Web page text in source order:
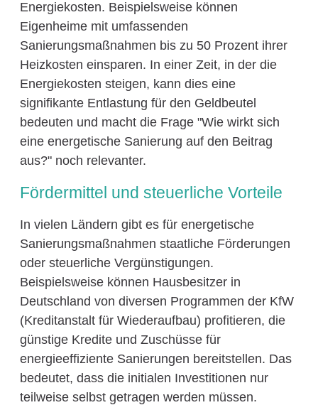
Energiekosten. Beispielsweise können
Eigenheime mit umfassenden
Sanierungsmaßnahmen bis zu 50 Prozent ihrer
Heizkosten einsparen. In einer Zeit, in der die
Energiekosten steigen, kann dies eine
signifikante Entlastung für den Geldbeutel
bedeuten und macht die Frage "Wie wirkt sich
eine energetische Sanierung auf den Beitrag
aus?" noch relevanter.
Fördermittel und steuerliche Vorteile
In vielen Ländern gibt es für energetische
Sanierungsmaßnahmen staatliche Förderungen
oder steuerliche Vergünstigungen.
Beispielsweise können Hausbesitzer in
Deutschland von diversen Programmen der KfW
(Kreditanstalt für Wiederaufbau) profitieren, die
günstige Kredite und Zuschüsse für
energieeffiziente Sanierungen bereitstellen. Das
bedeutet, dass die initialen Investitionen nur
teilweise selbst getragen werden müssen.